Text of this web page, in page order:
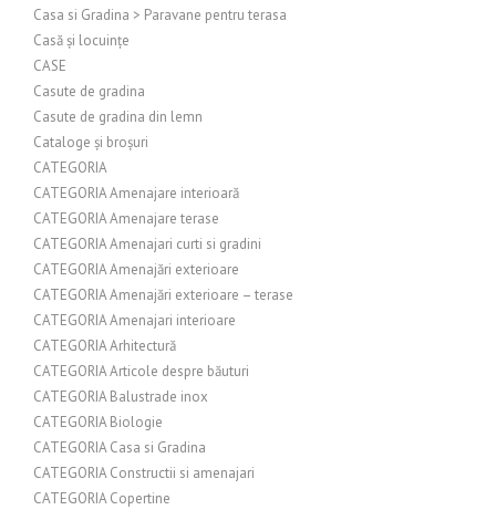
Casa si Gradina > Paravane pentru terasa
Casă și locuințe
CASE
Casute de gradina
Casute de gradina din lemn
Cataloge și broșuri
CATEGORIA
CATEGORIA Amenajare interioară
CATEGORIA Amenajare terase
CATEGORIA Amenajari curti si gradini
CATEGORIA Amenajări exterioare
CATEGORIA Amenajări exterioare – terase
CATEGORIA Amenajari interioare
CATEGORIA Arhitectură
CATEGORIA Articole despre băuturi
CATEGORIA Balustrade inox
CATEGORIA Biologie
CATEGORIA Casa si Gradina
CATEGORIA Constructii si amenajari
CATEGORIA Copertine